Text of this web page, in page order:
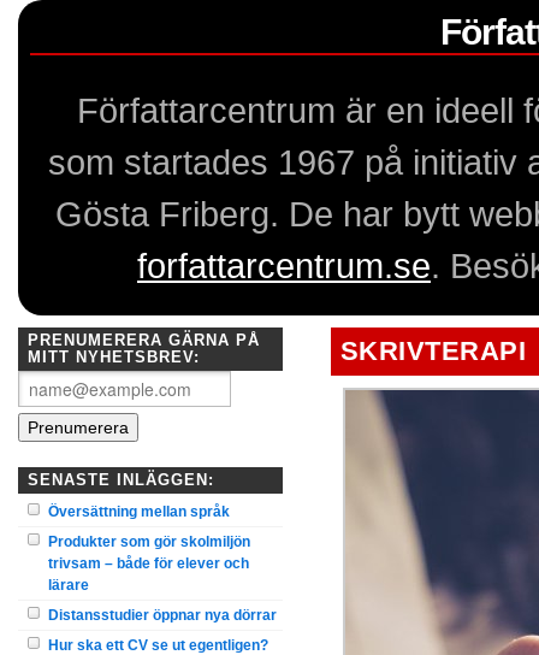
Författarcentrum är en ideell
som startades 1967 på initiativ
Gösta Friberg. De har bytt
forfattarcentrum.se.
PRENUMERERA GÄRNA PÅ
MITT NYHETSBREV:
SENASTE INLÄGGEN:
Översättning mellan språk
Produkter som gör skolmiljön
trivsam – både för elever och
lärare
Distansstudier öppnar nya dörrar
Hur ska ett CV se ut egentligen?
SKRIVTERAPI